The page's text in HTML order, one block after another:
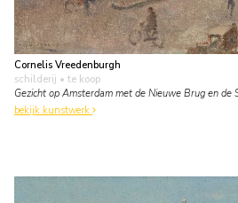
Cornelis Vreedenburgh
schilderij • te koop
Gezicht op Amsterdam met de Nieuwe Brug en de
bekijk kunstwerk